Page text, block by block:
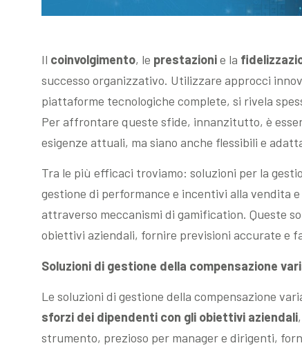
Il coinvolgimento, le prestazionie la
successo organizzativo. Utilizzare approcci
piattaforme tecnologiche complete, si rivela
Per affrontare queste sfide, innanzitutto, è
esigenze attuali, ma siano anche flessibili e
Tra le più efficaci troviamo: soluzioni per la
gestione di performance e incentivi alla vendita
attraverso meccanismi di gamification. Queste
obiettivi aziendali, fornire previsioni accurate e
Soluzioni di gestione della compensazione
Le soluzioni di gestione della compensazione
sforzi dei dipendenti con gli obiettivi aziendali
strumento, prezioso per manager e dirigenti,